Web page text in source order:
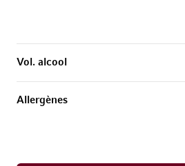
Vol. alcool
Allergènes